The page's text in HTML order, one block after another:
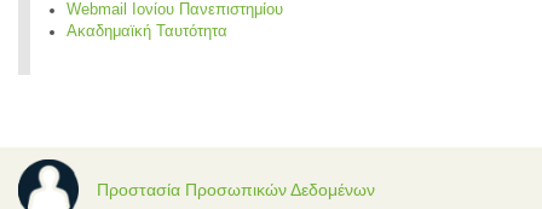
Webmail Ιονίου Πανεπιστημίου
Ακαδημαϊκή Ταυτότητα
Προστασία Προσωπικών Δεδομένων